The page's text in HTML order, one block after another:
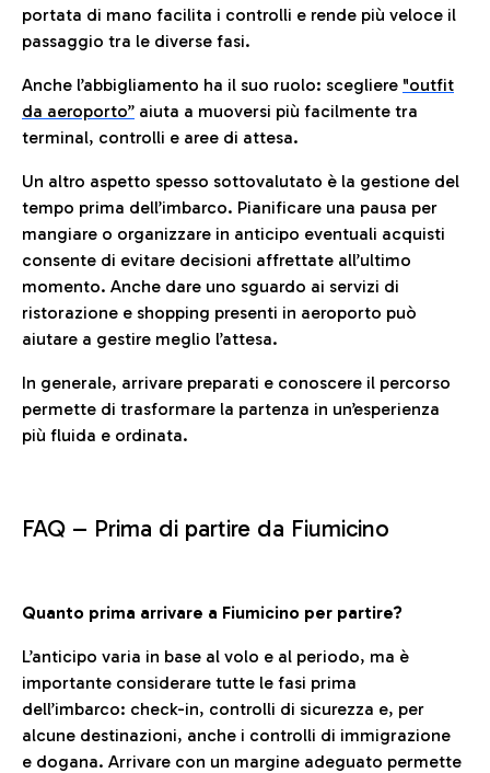
portata di mano facilita i controlli e rende più veloce il
passaggio tra le diverse fasi.
Anche l’abbigliamento ha il suo ruolo: scegliere "outfit
da aeroporto” aiuta a muoversi più facilmente tra
terminal, controlli e aree di attesa.
Un altro aspetto spesso sottovalutato è la gestione del
tempo prima dell’imbarco. Pianificare una pausa per
mangiare o organizzare in anticipo eventuali acquisti
consente di evitare decisioni affrettate all’ultimo
momento. Anche dare uno sguardo ai servizi di
ristorazione e shopping presenti in aeroporto può
aiutare a gestire meglio l’attesa.
In generale, arrivare preparati e conoscere il percorso
permette di trasformare la partenza in un’esperienza
più fluida e ordinata.
FAQ – Prima di partire da Fiumicino
Quanto prima arrivare a Fiumicino per partire?
L’anticipo varia in base al volo e al periodo, ma è
importante considerare tutte le fasi prima
dell’imbarco: check-in, controlli di sicurezza e, per
alcune destinazioni, anche i controlli di immigrazione
e dogana. Arrivare con un margine adeguato permette